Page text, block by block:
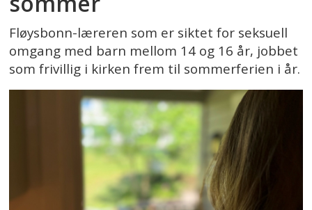
Fløysbonn-læreren som er siktet for seksuell
omgang med barn mellom 14 og 16 år, jobbet
som frivillig i kirken frem til sommerferien i år.